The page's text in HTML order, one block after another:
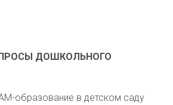
ДОШКОЛЬНОГО
образование в детском саду